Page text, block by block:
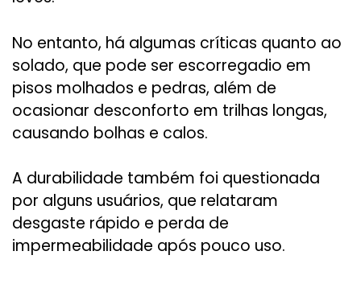
No entanto, há algumas críticas quanto ao
solado, que pode ser escorregadio em
pisos molhados e pedras, além de
ocasionar desconforto em trilhas longas,
causando bolhas e calos.
A durabilidade também foi questionada
por alguns usuários, que relataram
desgaste rápido e perda de
impermeabilidade após pouco uso.